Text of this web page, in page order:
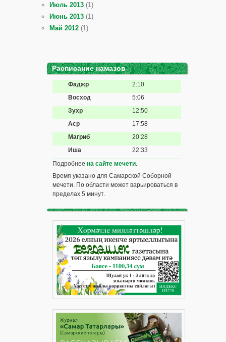
Июль 2013 (1)
Июнь 2013 (1)
Май 2012 (1)
Расписание намазов
Фаджр
2:10
Восход
5:06
Зухр
12:50
Аср
17:58
Магриб
20:28
Иша
22:33
Подробнее на сайте мечети
Время указано для Самарской Соборной
мечети. По области может варьироваться в
пределах 5 минут.